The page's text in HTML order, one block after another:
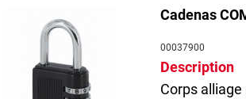
Cadenas
00037900
Description
Corps